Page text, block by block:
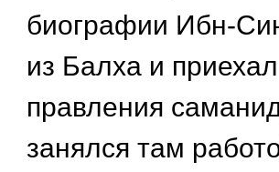
биографии Ибн-
из Балха и
правления
занялся там